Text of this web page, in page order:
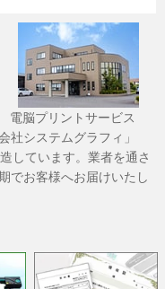
電脳プリントサービス
社システムグラフィ」
しています。業者を通さ
でお客様へお届けいたし